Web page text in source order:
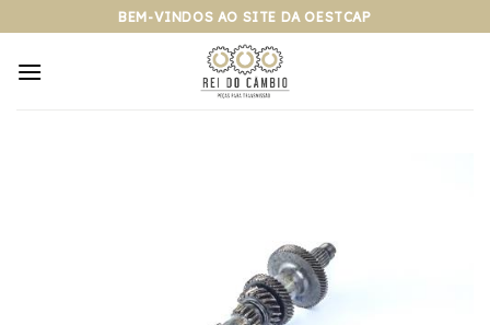
para
BEM-VINDOS AO SITE DA OESTCAP